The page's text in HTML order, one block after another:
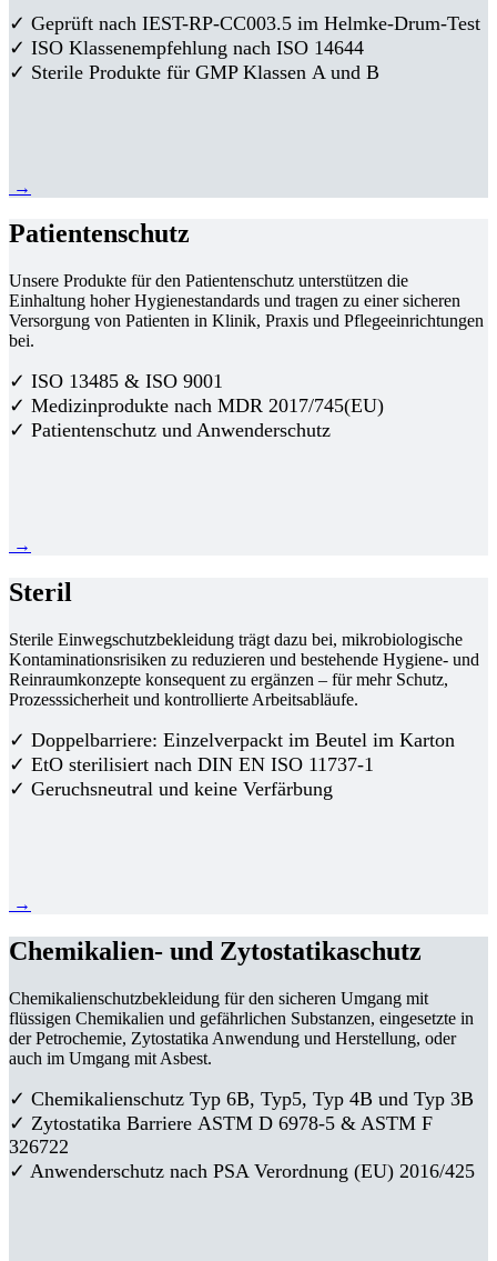
✓ Geprüft nach IEST-RP-CC003.5 im Helmke-Drum-Test
✓ ISO Klassenempfehlung nach ISO 14644
✓ Sterile Produkte für GMP Klassen A und B
→
Patientenschutz
Unsere Produkte für den Patientenschutz unterstützen die
Einhaltung hoher Hygienestandards und tragen zu einer sicheren
Versorgung von Patienten in Klinik, Praxis und Pflegeeinrichtungen
bei.
✓ ISO 13485 & ISO 9001
✓ Medizinprodukte nach MDR 2017/745(EU)
✓ Patientenschutz und Anwenderschutz
→
Steril
Sterile Einwegschutzbekleidung trägt dazu bei, mikrobiologische
Kontaminationsrisiken zu reduzieren und bestehende Hygiene- und
Reinraumkonzepte konsequent zu ergänzen – für mehr Schutz,
Prozesssicherheit und kontrollierte Arbeitsabläufe.
✓ Doppelbarriere: Einzelverpackt im Beutel im Karton
✓ EtO sterilisiert nach DIN EN ISO 11737-1
✓ Geruchsneutral und keine Verfärbung
→
Chemikalien- und Zytostatikaschutz
Chemikalienschutzbekleidung für den sicheren Umgang mit
flüssigen Chemikalien und gefährlichen Substanzen, eingesetzte in
der Petrochemie, Zytostatika Anwendung und Herstellung, oder
auch im Umgang mit Asbest.
✓ Chemikalienschutz Typ 6B, Typ5, Typ 4B und Typ 3B
✓ Zytostatika Barriere ASTM D 6978-5 & ASTM F
326722
✓ Anwenderschutz nach PSA Verordnung (EU) 2016/425